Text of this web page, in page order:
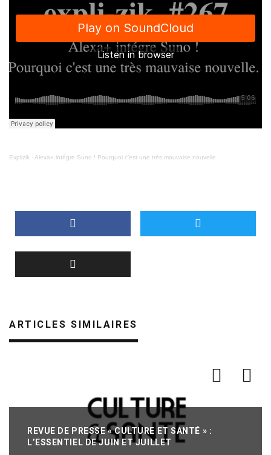
Explizik · Alexa+ intégre Suno ! Pourquoi c’est une très mauvaise nouvelle.
ARTICLES SIMILAIRES
REVUE DE PRESSE « CULTURE ET SANTÉ » :
L’ESSENTIEL DE JUIN ET JUILLET